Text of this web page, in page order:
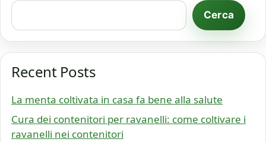
Cerca
Recent Posts
La menta coltivata in casa fa bene alla salute
Cura dei contenitori per ravanelli: come coltivare i
ravanelli nei contenitori